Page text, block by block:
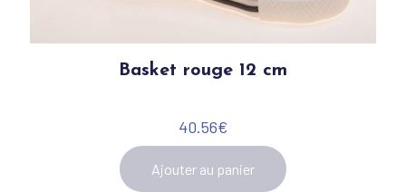
Basket rouge 12 cm
40.56€
Ajouter au panier